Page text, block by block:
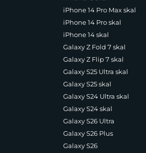
iPhone 14 Pro Max skal
iPhone 14 Pro skal
iPhone 14 skal
Galaxy Z Fold 7 skal
Galaxy Z Flip 7 skal
Galaxy S25 Ultra skal
Galaxy S25 skal
Galaxy S24 Ultra skal
Galaxy S24 skal
Galaxy S26 Ultra
Galaxy S26 Plus
Galaxy S26